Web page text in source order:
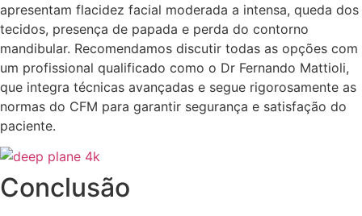
apresentam flacidez facial moderada a intensa, queda dos
tecidos, presença de papada e perda do contorno
mandibular. Recomendamos discutir todas as opções com
um profissional qualificado como o Dr Fernando Mattioli,
que integra técnicas avançadas e segue rigorosamente as
normas do CFM para garantir segurança e satisfação do
paciente.
Conclusão